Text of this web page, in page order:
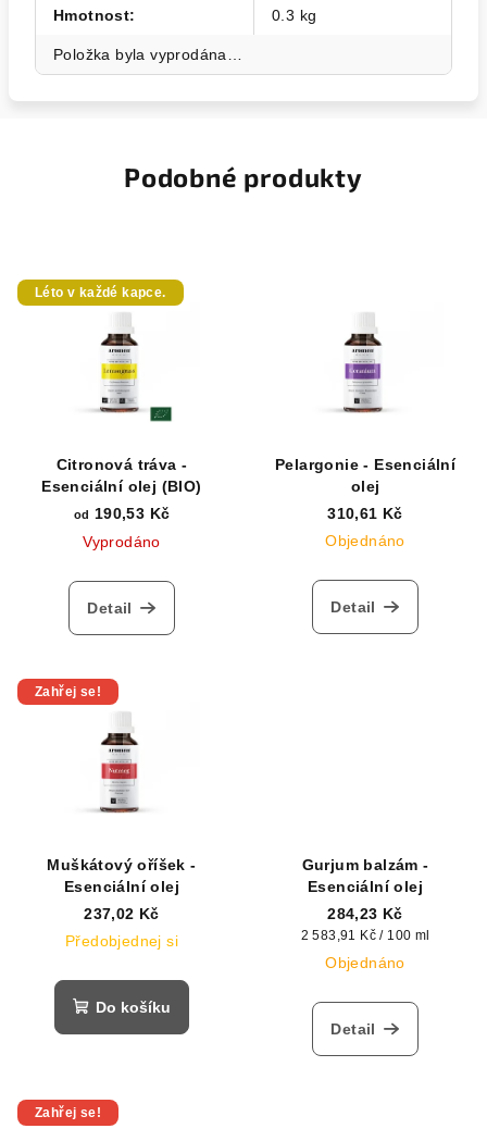
Hmotnost: 0.3 kg
Položka byla vyprodána…
Podobné produkty
Léto v každé kapce.
Citronová tráva -
Esenciální olej (BIO)
od 190,53 Kč
Vyprodáno
Detail
Pelargonie - Esenciální
olej
310,61 Kč
Objednáno
Detail
Zahřej se!
Muškátový oříšek -
Esenciální olej
237,02 Kč
Předobjednej si
Do košíku
Gurjum balzám -
Esenciální olej
284,23 Kč
Měrná
cena:
2 583,91 Kč / 100 ml
Objednáno
Detail
Zahřej se!